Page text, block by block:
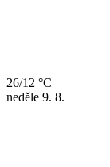
26/12 °C
neděle 9. 8.